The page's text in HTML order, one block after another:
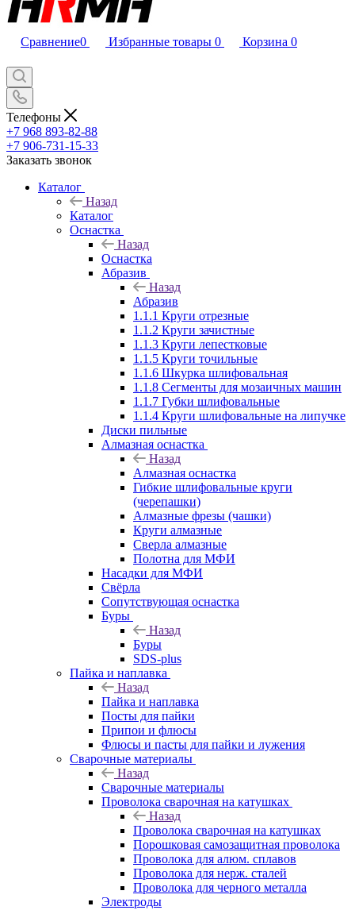
Сравнение0 Избранные товары 0 Корзина 0
Телефоны
+7 968 893-82-88
+7 906-731-15-33
Заказать звонок
Каталог
Назад
Каталог
Оснастка
Назад
Оснастка
Абразив
Назад
Абразив
1.1.1 Круги отрезные
1.1.2 Круги зачистные
1.1.3 Круги лепестковые
1.1.5 Круги точильные
1.1.6 Шкурка шлифовальная
1.1.8 Сегменты для мозаичных машин
1.1.7 Губки шлифовальные
1.1.4 Круги шлифовальные на липучке
Диски пильные
Алмазная оснастка
Назад
Алмазная оснастка
Гибкие шлифовальные круги
(черепашки)
Алмазные фрезы (чашки)
Круги алмазные
Сверла алмазные
Полотна для МФИ
Насадки для МФИ
Свёрла
Сопутствующая оснастка
Буры
Назад
Буры
SDS-plus
Пайка и наплавка
Назад
Пайка и наплавка
Посты для пайки
Припои и флюсы
Флюсы и пасты для пайки и лужения
Сварочные материалы
Назад
Сварочные материалы
Проволока сварочная на катушках
Назад
Проволока сварочная на катушках
Порошковая самозащитная проволока
Проволока для алюм. сплавов
Проволока для нерж. сталей
Проволока для черного металла
Электроды